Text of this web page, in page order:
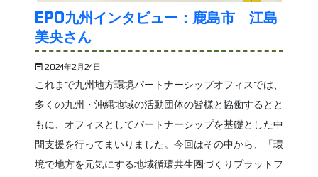
EPO九州インタビュー：鹿島市 江島
美央さん
2024年2月24日
これまで九州地方環境パートナーシップオフィスでは、
多くの九州・沖縄地域の活動団体の皆様と協働するとと
もに、オフィスとしてパートナーシップを基礎とした中
間支援を行ってまいりました。今回はその中から、「環
境で地方を元気にする地域循環共生圏づくりプラットフ